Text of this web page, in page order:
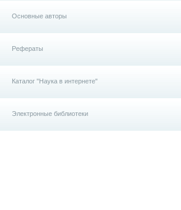
Основные авторы
Рефераты
Каталог "Наука в интернете"
Электронные библиотеки